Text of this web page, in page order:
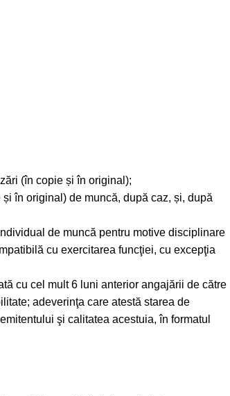
(în copie și în original);
în original) de muncă, după caz, și, după
de muncă pentru motive disciplinare
cu exercitarea funcţiei, cu excepţia
cu cel mult 6 luni anterior angajării de către
adeverinţa care atestă starea de
şi calitatea acestuia, în formatul